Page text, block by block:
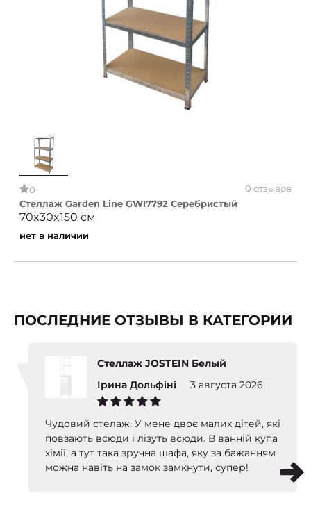
0
0 отзывов
Стеллаж Garden Line GWI7792 Серебристый
70x30x150 см
нет в наличии
ПОСЛЕДНИЕ ОТЗЫВЫ В КАТЕГОРИИ
Стеллаж JOSTEIN Белый
Ірина Дольфіні
3 августа 2026
Чудовий стелаж. У мене двоє малих дітей, які
повзають всюди і лізуть всюди. В ванній купа
хімії, а тут така зручна шафа, яку за бажанням
можна навіть на замок замкнути, супер!